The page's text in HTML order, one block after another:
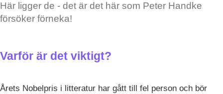
Här ligger de - det är det här som Peter Handke
försöker förneka!
Varför är det viktigt?
Årets Nobelpris i litteratur har gått till fel person och bör